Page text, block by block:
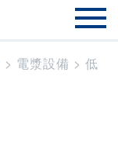
> 電漿設備 > 低